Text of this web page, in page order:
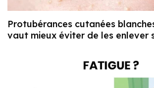
Protubérances cutanées
vaut mieux éviter de les enlever